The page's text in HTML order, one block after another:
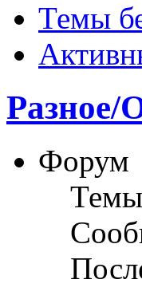
Темы
Разное/
Форум
Темы